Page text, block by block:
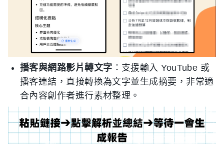
播客與網路影片轉文字 ：支援輸入 YouTube 或
播客連結，直接轉換為文字並生成摘要，非常適
合內容創作者進行素材整理。